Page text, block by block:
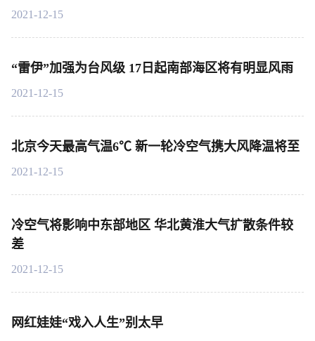
2021-12-15
“雷伊”加强为台风级 17日起南部海区将有明显风雨
2021-12-15
北京今天最高气温6℃ 新一轮冷空气携大风降温将至
2021-12-15
冷空气将影响中东部地区 华北黄淮大气扩散条件较
差
2021-12-15
网红娃娃“戏入人生”别太早